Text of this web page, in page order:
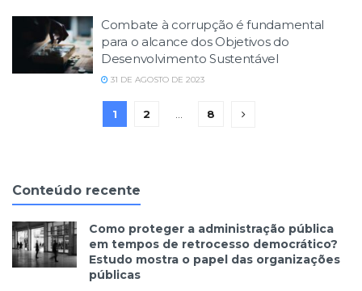
Combate à corrupção é fundamental
para o alcance dos Objetivos do
Desenvolvimento Sustentável
31 DE AGOSTO DE 2023
1 2 8
Conteúdo recente
Como proteger a administração pública
em tempos de retrocesso democrático?
Estudo mostra o papel das organizações
públicas